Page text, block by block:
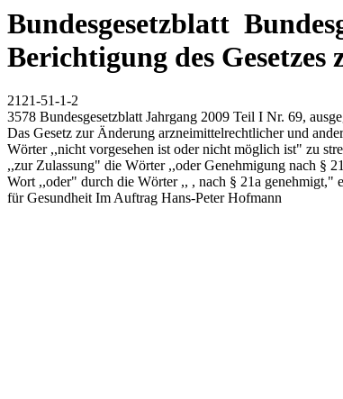
Bundesgesetzblatt
Berichtigung des
2121-51-1-2
3578 Bundesgesetzblatt Jahrgang 2009 Teil I Nr. 69,
Das Gesetz zur Änderung arzneimittelrechtlicher und
Wörter ,,nicht vorgesehen ist oder nicht möglich ist" zu
,,zur Zulassung" die Wörter ,,oder Genehmigung nach §
Wort ,,oder" durch die Wörter ,, , nach § 21a
für Gesundheit Im Auftrag Hans-Peter Hofmann